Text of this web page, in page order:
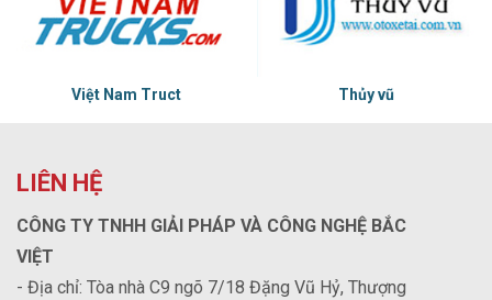
Việt Nam Truct Thủy vũ
LIÊN HỆ
CÔNG TY TNHH GIẢI PHÁP VÀ CÔNG NGHỆ BẮC
VIỆT
- Địa chỉ: Tòa nhà C9 ngõ 7/18 Đặng Vũ Hỷ, Thượng